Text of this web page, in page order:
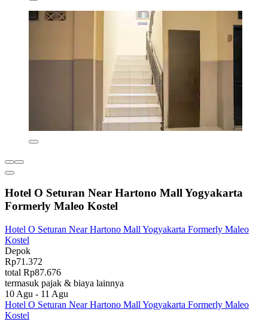
Hotel O Seturan Near Hartono Mall Yogyakarta
Formerly Maleo Kostel
Hotel O Seturan Near Hartono Mall Yogyakarta Formerly Maleo
Kostel
Depok
Rp71.372
total Rp87.676
termasuk pajak & biaya lainnya
10 Agu - 11 Agu
Hotel O Seturan Near Hartono Mall Yogyakarta Formerly Maleo
Kostel